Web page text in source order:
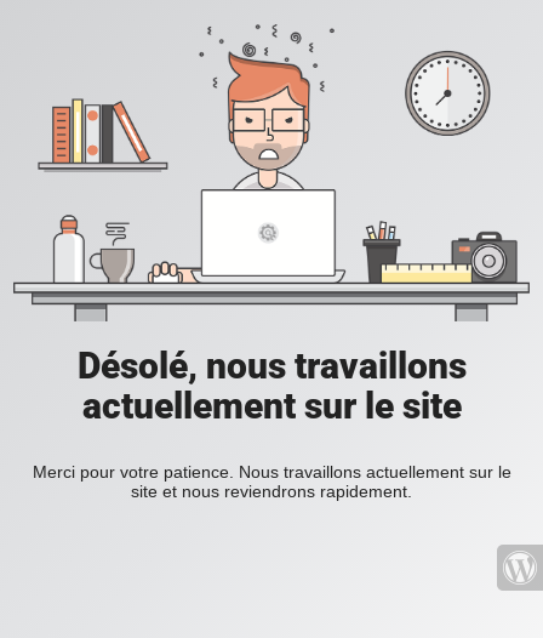
Désolé, nous travaillons
actuellement sur le site
Merci pour votre patience. Nous travaillons actuellement sur le
site et nous reviendrons rapidement.